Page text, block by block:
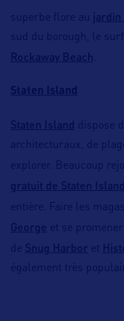
superbe flore au jardin
sud du borough, le
Rockaway Beach
Staten Island
Staten Island dispose
architecturaux, de
explorer. Beaucoup
gratuit de Staten Island
entière. Faire les
George et se
de Snug Harbor et
également très